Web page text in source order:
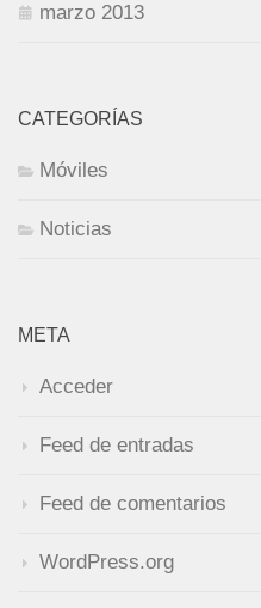
marzo 2013
CATEGORÍAS
Móviles
Noticias
META
Acceder
Feed de entradas
Feed de comentarios
WordPress.org